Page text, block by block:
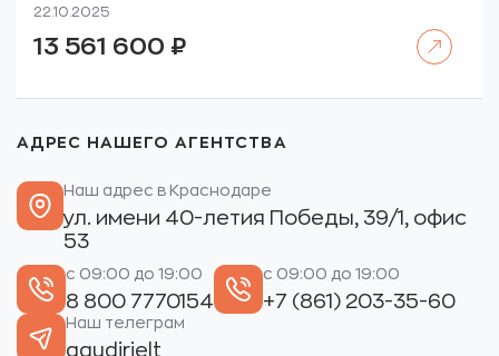
22.10.2025
13 561 600 ₽
АДРЕС НАШЕГО АГЕНТСТВА
Наш адрес в Краснодаре
ул. имени 40-летия Победы, 39/1, офис
53
с 09:00 до 19:00
8 800 7770154
с 09:00 до 19:00
+7 (861) 203-35-60
Наш телеграм
gaudirielt